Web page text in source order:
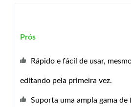
Prós
Rápido e fácil de usar,
editando pela primeira vez.
Suporta uma ampla gama